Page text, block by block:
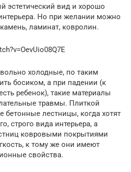
эстетический вид и хорошо
Но при желании можно
ламинат, ковролин.
холодные, по таким
босиком, а при падении (к
ребенок), такие материалы
травмы. Плиткой
лестницы, когда хотят
строго вида интерьера, а
ковровыми покрытиями
к тому же они имеют
свойства.